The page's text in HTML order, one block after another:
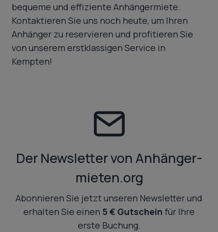
bequeme und effiziente Anhängermiete.
Kontaktieren Sie uns noch heute, um Ihren
Anhänger zu reservieren und profitieren Sie
von unserem erstklassigen Service in
Kempten!
Der Newsletter von Anhänger-
mieten.org
Abonnieren Sie jetzt unseren Newsletter und
erhalten Sie einen 5 € Gutschein für Ihre
erste Buchung.